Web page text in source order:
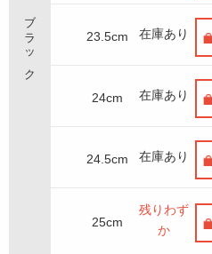
ブラック 23.5cm 在庫あり
24cm 在庫あり
24.5cm 在庫あり
25cm
残りわず
か